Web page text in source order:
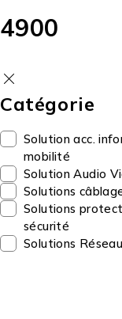
4900
Catégorie
Solution acc.
mobilité
Solution Audio
Solutions
Solutions
sécurité
Solutions Réseau